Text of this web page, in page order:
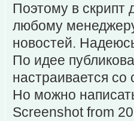
Поэтому в скрипт
любому
новостей.
По идее
настраивается
Но можно
Screenshot from